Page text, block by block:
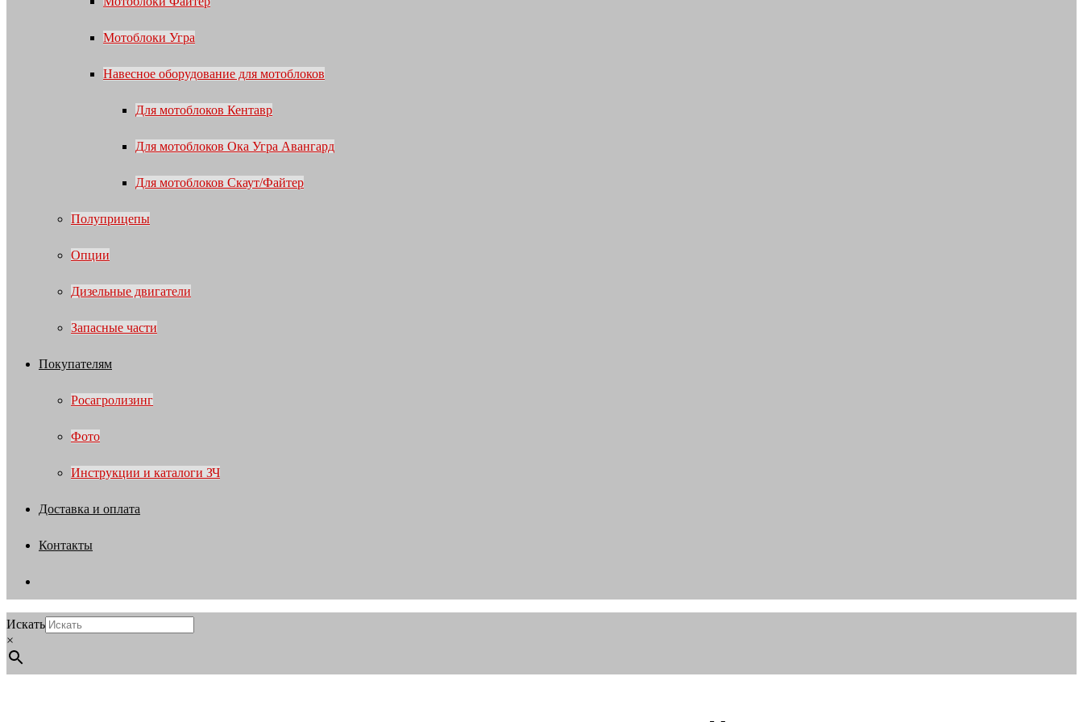
Мотоблоки Угра
Навесное оборудование для мотоблоков
Для мотоблоков Кентавр
Для мотоблоков Ока Угра Авангард
Для мотоблоков Скаут/Файтер
Полуприцепы
Опции
Дизельные двигатели
Запасные части
Покупателям
Росагролизинг
Фото
Инструкции и каталоги ЗЧ
Доставка и оплата
Контакты
Искать
×